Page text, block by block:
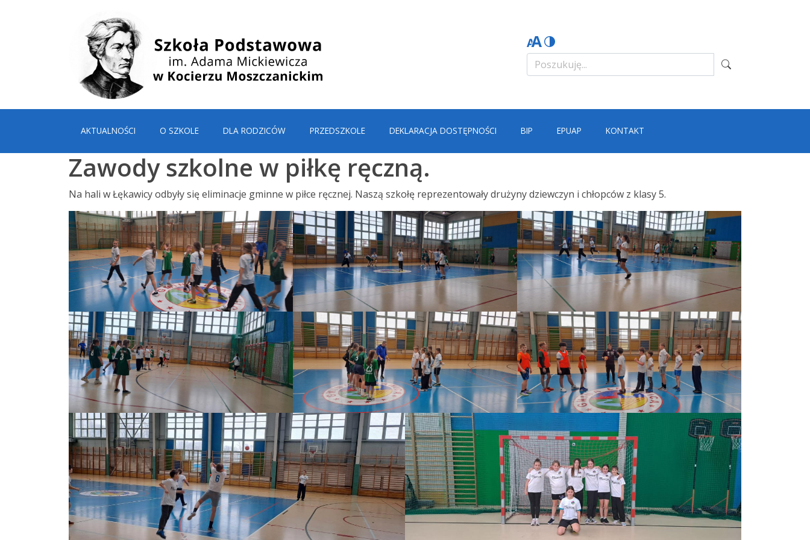
AKTUALNOŚCI O SZKOLE DLA RODZICÓW PRZEDSZKOLE DEKLARACJA DOSTĘPNOŚCI BIP EPUAP KONTAKT
Zawody szkolne w piłkę ręczną.
Na hali w Łękawicy odbyły się eliminacje gminne w piłce ręcznej. Naszą szkołę reprezentowały drużyny dziewczyn i chłopców z klasy 5.